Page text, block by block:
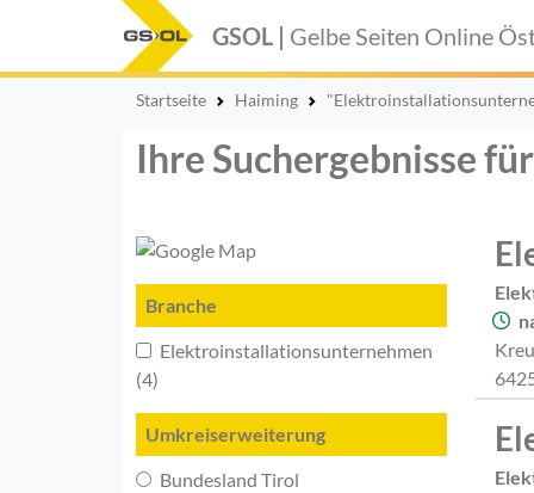
GSOL | Gelbe Seiten Online
Startseite Haiming
Ihre Suchergebnisse
Branche
Elektroinstallationsunternehmen
(4)
Umkreiserweiterung
Bundesland Tirol